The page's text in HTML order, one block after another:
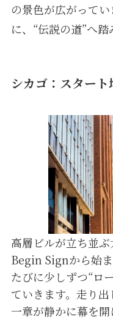
の景色が広がって
に、“伝説の道”へ踏
シカゴ：スタート
高層ビルが立ち並
Begin Signから始
たびに少しずつ“ロ
ていきます。走り
一章が静かに幕を開